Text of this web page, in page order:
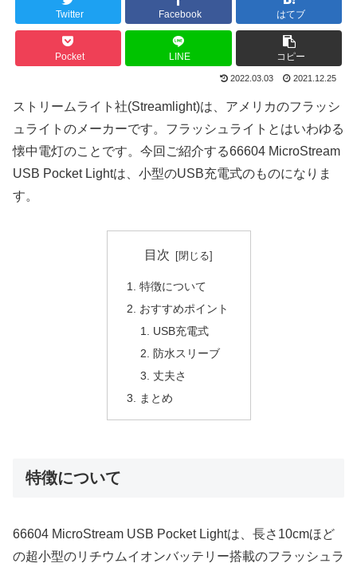
Twitter Facebook はてブ
Pocket LINE コピー
2022.03.03 2021.12.25
ストリームライト社(Streamlight)は、アメリカのフラッシ
ュライトのメーカーです。フラッシュライトとはいわゆる
懐中電灯のことです。今回ご紹介する66604 MicroStream
USB Pocket Lightは、小型のUSB充電式のものになりま
す。
目次
特徴について
おすすめポイント
USB充電式
防水スリーブ
丈夫さ
まとめ
特徴について
66604 MicroStream USB Pocket Lightは、長さ10cmほど
の超小型のリチウムイオンバッテリー搭載のフラッシュラ